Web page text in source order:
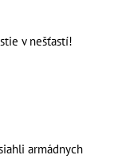
v nešťastí!
armádnych